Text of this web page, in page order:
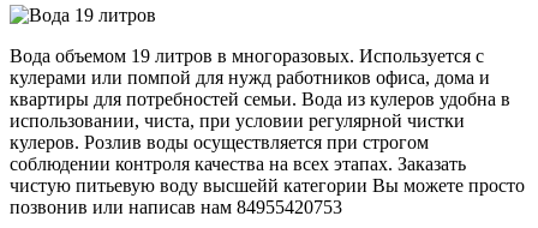
Вода объемом 19 литров в многоразовых. Используется с
кулерами или помпой для нужд работников офиса, дома и
квартиры для потребностей семьи. Вода из кулеров удобна в
использовании, чиста, при условии регулярной чистки
кулеров. Розлив воды осуществляется при строгом
соблюдении контроля качества на всех этапах. Заказать
чистую питьевую воду высшейй категории Вы можете просто
позвонив или написав нам 84955420753